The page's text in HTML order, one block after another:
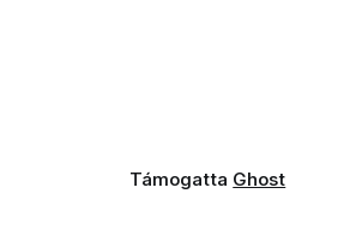
Támogatta Ghost